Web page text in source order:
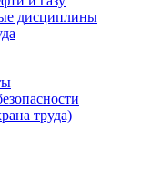
дисциплины
труда)